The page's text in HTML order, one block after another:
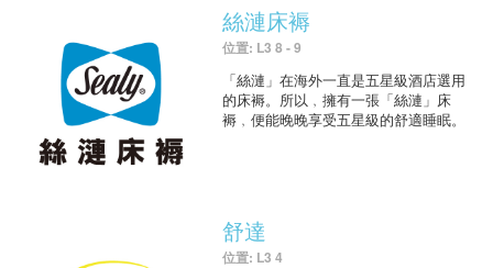
絲漣床褥
位置: L3 8 - 9
「絲漣」在海外一直是五星級酒店選用
的床褥。所以﹐擁有一張「絲漣」床
褥﹐便能晚晚享受五星級的舒適睡眠。
舒達
位置: L3 4